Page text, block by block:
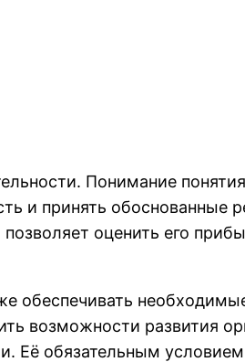
Понимание
и принять обоснованные
оценить его
обеспечивать
возможности развития
Её обязательным